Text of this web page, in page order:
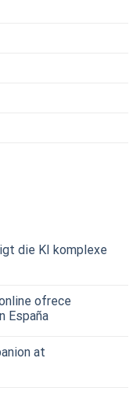
die KI komplexe
ofrece
España
at